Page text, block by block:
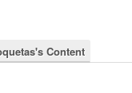
Content